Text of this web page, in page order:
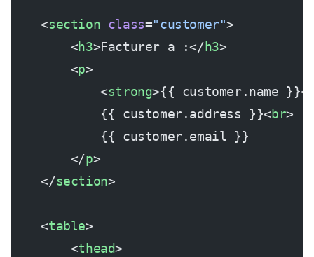
    <
section class="customer">
        <
h3>Facturer a :</h3>
        <
p>
            <
strong>{{ customer.name
            {{ customer.address }}<
br>
            {{ customer.email }}
        </
p>
    </
section>
    <
table>
        <
thead>